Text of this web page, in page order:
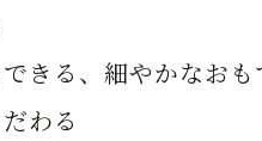
きる、細やかなお
わる